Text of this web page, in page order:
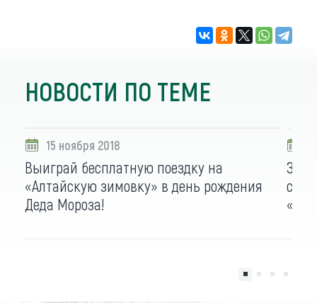
НОВОСТИ ПО ТЕМЕ
15 ноября 2018
Выиграй бесплатную поездку на
«Алтайскую зимовку» в день рождения
Деда Мороза!